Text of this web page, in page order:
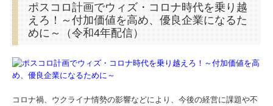
リンク集
FX4クラウド
ポスコロ計画でウィズ・コロナ時代を乗り越
えろ！～付加価値を高め、優良企業になるた
めに～（令和4年配信）
コロナ禍、ウクライナ情勢の影響などにより、今後の経営に課題や不